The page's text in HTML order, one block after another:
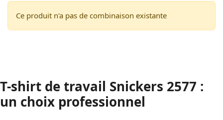
Ce produit n'a pas de combinaison existante
T-shirt de travail Snickers 2577 :
un choix professionnel